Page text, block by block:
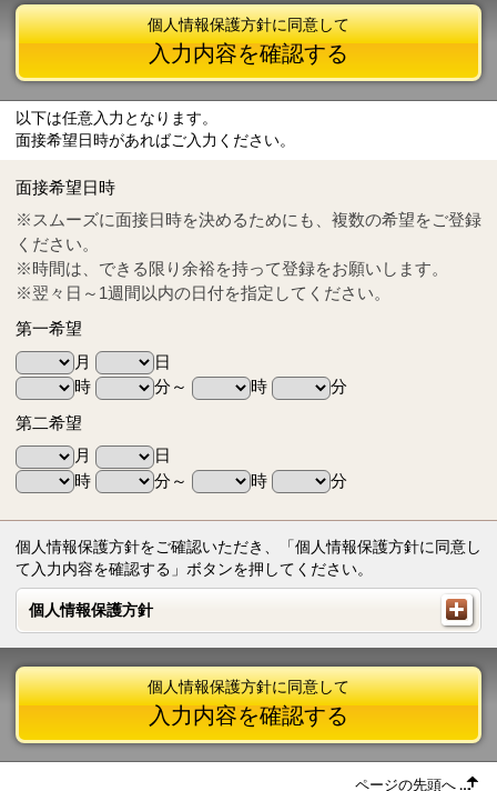
Tel
0570-55-0314
個人情報保護方針に同意して
入力内容を確認する
以下は任意入力となります。
面接希望日時があればご入力ください。
面接希望日時
※スムーズに面接日時を決めるためにも、複数の希望をご登録
ください。
※時間は、できる限り余裕を持って登録をお願いします。
※翌々日～1週間以内の日付を指定してください。
第一希望
月
日
時
分～ 時
分
第二希望
月
日
時
分～ 時 分
個人情報保護方針をご確認いただき、「個人情報保護方針に同意し
て入力内容を確認する」ボタンを押してください。
個人情報保護方針
個人情報保護方針
個人情報保護方針に同意して
入力内容を確認する
ページの先頭へ